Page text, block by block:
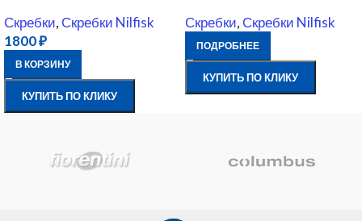
Скребки, Скребки Nilfisk
1800₽
В КОРЗИНУ
КУПИТЬ ПО КЛИКУ
Скребки, Скребки Nilfisk
ПОДРОБНЕЕ
КУПИТЬ ПО КЛИКУ